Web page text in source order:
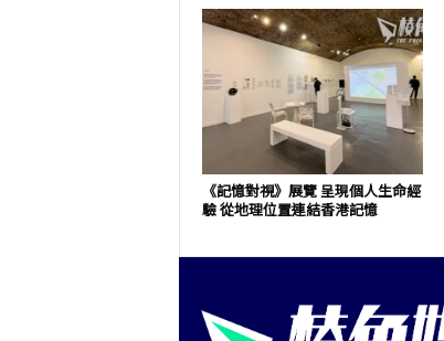
《記憶對視》展覽 呈現個人生命經
驗 從地理位置連結香港記憶